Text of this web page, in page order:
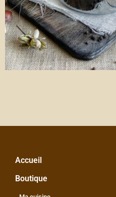
Accueil
Boutique